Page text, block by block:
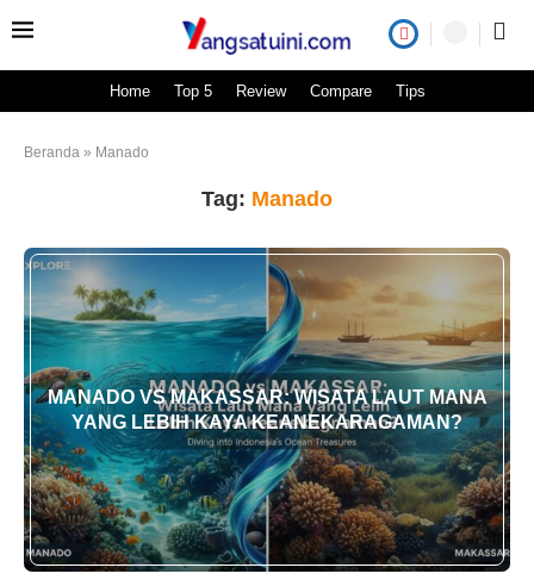
Home Top 5 Review Compare Tips
Beranda » Manado
Tag: Manado
MANADO VS MAKASSAR: WISATA LAUT MANA
YANG LEBIH KAYA KEANEKARAGAMAN?